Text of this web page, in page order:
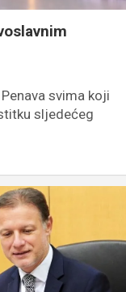
svima koji
sljedećeg